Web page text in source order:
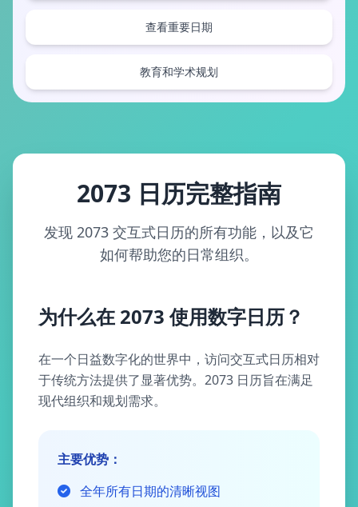
查看重要日期
教育和学术规划
2073 日历完整指南
发现 2073 交互式日历的所有功能，以及它
如何帮助您的日常组织。
为什么在 2073 使用数字日历？
在一个日益数字化的世界中，访问交互式日历相对
于传统方法提供了显著优势。2073 日历旨在满足
现代组织和规划需求。
主要优势：
全年所有日期的清晰视图